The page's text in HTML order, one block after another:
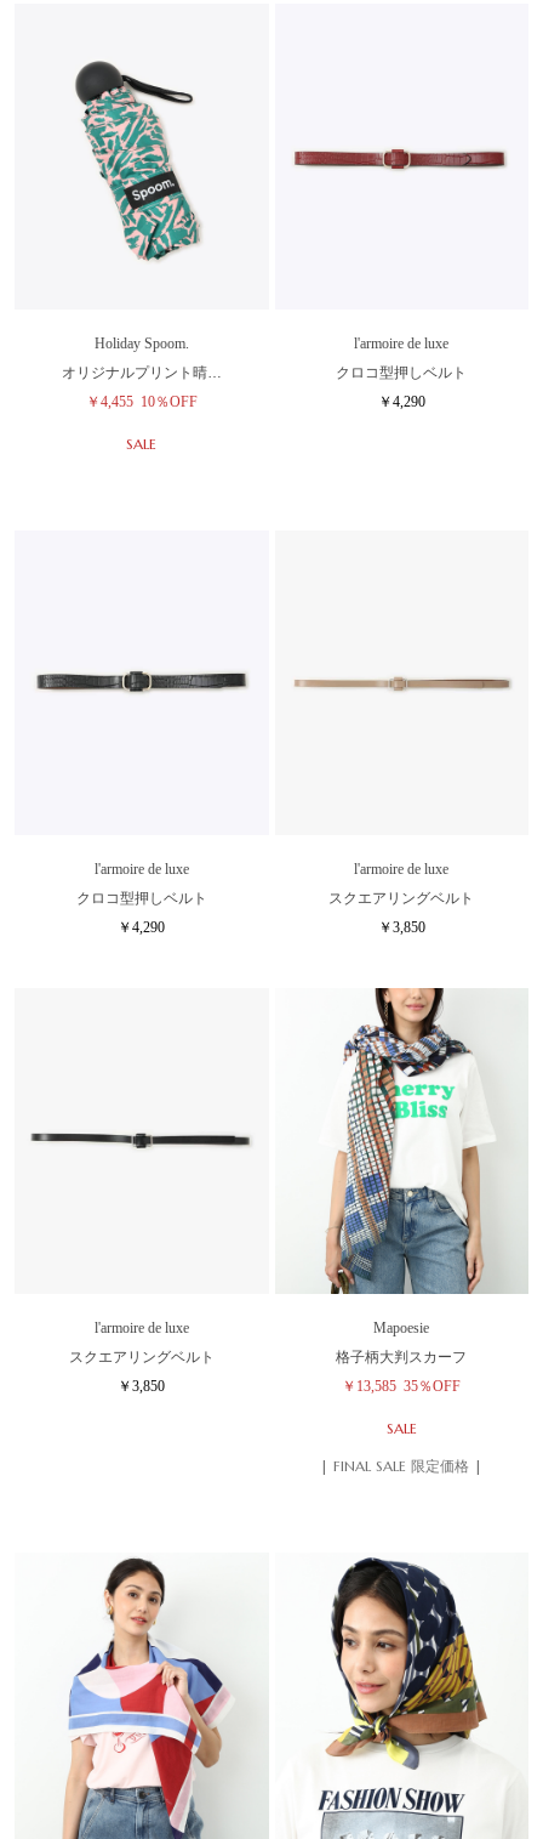
Holiday Spoom.
オリジナルプリント晴…
￥4,455 10％OFF
SALE
l'armoire de luxe
クロコ型押しベルト
￥4,290
l'armoire de luxe
クロコ型押しベルト
￥4,290
l'armoire de luxe
スクエアリングベルト
￥3,850
l'armoire de luxe
スクエアリングベルト
￥3,850
Mapoesie
格子柄大判スカーフ
￥13,585 35％OFF
SALE
| FINAL SALE 限定価格 |